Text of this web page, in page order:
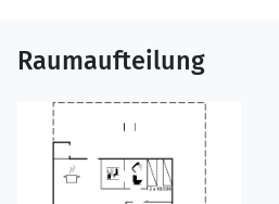
Raumaufteilung